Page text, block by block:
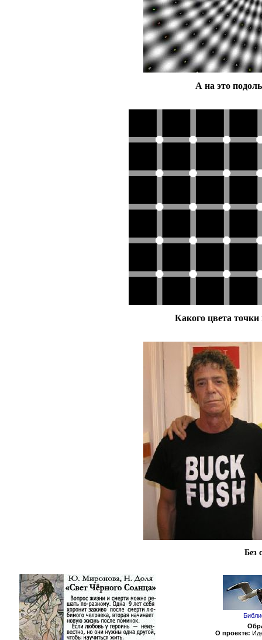
А на это
Какого цвета
Без
О проекте: